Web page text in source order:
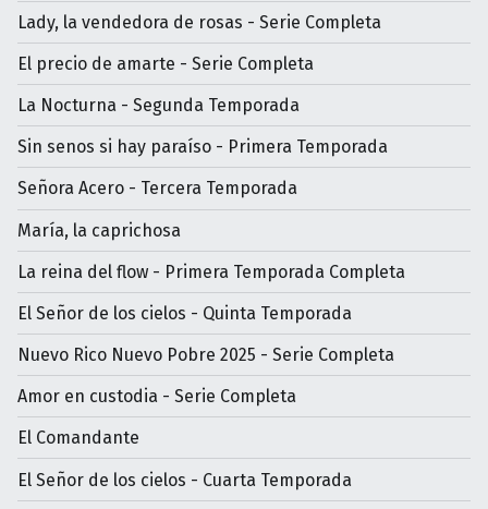
Lady, la vendedora de rosas - Serie Completa
El precio de amarte - Serie Completa
La Nocturna - Segunda Temporada
Sin senos si hay paraíso - Primera Temporada
Señora Acero - Tercera Temporada
María, la caprichosa
La reina del flow - Primera Temporada Completa
El Señor de los cielos - Quinta Temporada
Nuevo Rico Nuevo Pobre 2025 - Serie Completa
Amor en custodia - Serie Completa
El Comandante
El Señor de los cielos - Cuarta Temporada